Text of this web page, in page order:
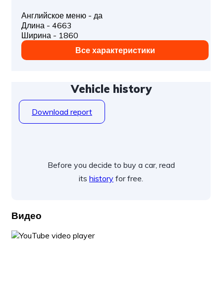
Английское меню - да
Длина - 4663
Ширина - 1860
Все характеристики
Vehicle history
Download report
Before you decide to buy a car, read
its history for free.
Видео